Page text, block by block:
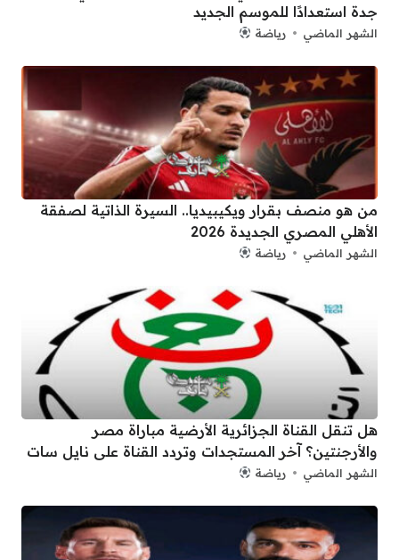
جدة استعدادًا للموسم الجديد
الشهر الماضي رياضة
من هو منصف بقرار ويكيبيديا.. السيرة الذاتية لصفقة
الأهلي المصري الجديدة 2026
الشهر الماضي رياضة
هل تنقل القناة الجزائرية الأرضية مباراة مصر
والأرجنتين؟ آخر المستجدات وتردد القناة على نايل سات
الشهر الماضي رياضة